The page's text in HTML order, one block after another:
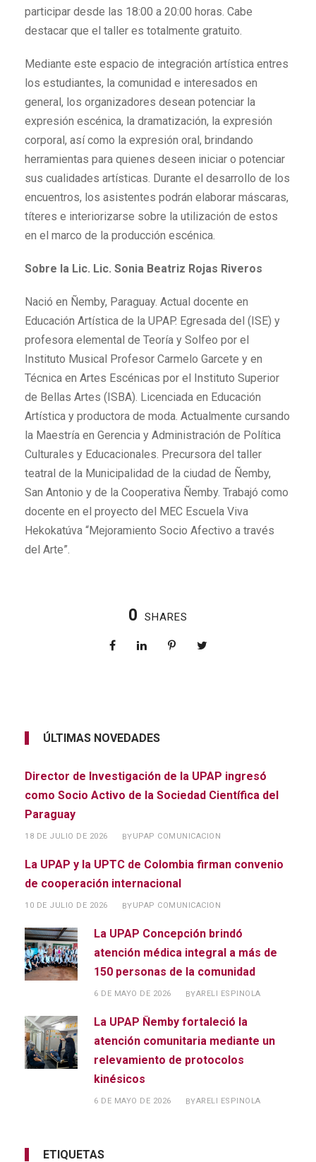
participar desde las 18:00 a 20:00 horas. Cabe
destacar que el taller es totalmente gratuito.
Mediante este espacio de integración artística entres
los estudiantes, la comunidad e interesados en
general, los organizadores desean potenciar la
expresión escénica, la dramatización, la expresión
corporal, así como la expresión oral, brindando
herramientas para quienes deseen iniciar o potenciar
sus cualidades artísticas. Durante el desarrollo de los
encuentros, los asistentes podrán elaborar máscaras,
títeres e interiorizarse sobre la utilización de estos
en el marco de la producción escénica.
Sobre la Lic. Lic. Sonia Beatriz Rojas Riveros
Nació en Ñemby, Paraguay. Actual docente en
Educación Artística de la UPAP. Egresada del (ISE) y
profesora elemental de Teoría y Solfeo por el
Instituto Musical Profesor Carmelo Garcete y en
Técnica en Artes Escénicas por el Instituto Superior
de Bellas Artes (ISBA). Licenciada en Educación
Artística y productora de moda. Actualmente cursando
la Maestría en Gerencia y Administración de Política
Culturales y Educacionales. Precursora del taller
teatral de la Municipalidad de la ciudad de Ñemby,
San Antonio y de la Cooperativa Ñemby. Trabajó como
docente en el proyecto del MEC Escuela Viva
Hekokatúva “Mejoramiento Socio Afectivo a través
del Arte”.
0 SHARES
ÚLTIMAS NOVEDADES
Director de Investigación de la UPAP ingresó
como Socio Activo de la Sociedad Científica del
Paraguay
18 DE JULIO DE 2026 BYUPAP COMUNICACION
La UPAP y la UPTC de Colombia firman convenio
de cooperación internacional
10 DE JULIO DE 2026 BYUPAP COMUNICACION
La UPAP Concepción brindó
atención médica integral a más de
150 personas de la comunidad
6 DE MAYO DE 2026 BYARELI ESPINOLA
La UPAP Ñemby fortaleció la
atención comunitaria mediante un
relevamiento de protocolos
kinésicos
6 DE MAYO DE 2026 BYARELI ESPINOLA
ETIQUETAS